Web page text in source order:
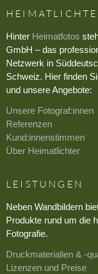
Hinter Heimatfotos
GmbH – das
Netzwerk in
Schweiz. Hier finden
und unsere Angebote:
Unsere Fotograf:innen
Referenzen
Kund:innenstimmen
Über Heimatlichter
LEISTUNGEN
Neben Wandbildern
Produkte rund um die
Fotografie.
Druckmaterialien & -
Lizenzen und Preise